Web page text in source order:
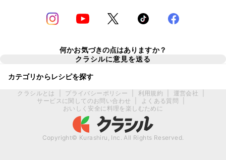
何かお気づきの点はありますか？
クラシルに意見を送る
カテゴリからレシピを探す
クラシルとは プライバシーポリシー 利用規約 運営会社
サービスに関してのお問い合わせ
よくある質問
おいしく安全に料理を楽しむために
Copyright© Kurashiru, Inc. All Rights Reserved.